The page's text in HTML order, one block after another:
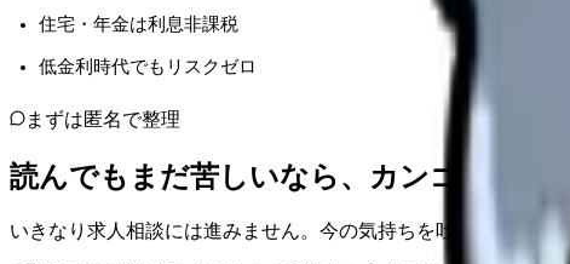
住宅・年金は利息非課税
低金利時代でもリスクゼロ
まずは匿名で整理
読んでもまだ苦しいなら、カンゴさんの
いきなり求人相談には進みません。今の気持ちを吐き出して、